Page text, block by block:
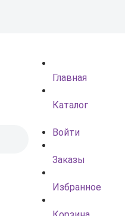
Главная
Каталог
Войти
Заказы
Избранное